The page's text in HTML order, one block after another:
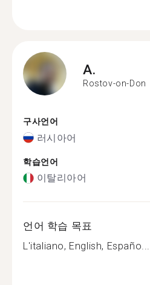
A.
Rostov-on-Don
구사언어
러시아어
학습언어
이탈리아어
언어 학습 목표
L'italiano, English, Españo...